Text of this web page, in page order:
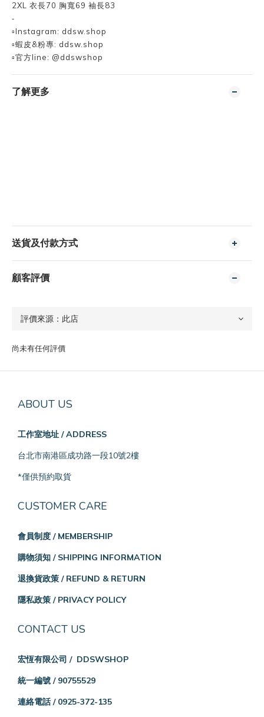
2XL 衣長70 胸寬69 袖長83
-
▫️Instagram: ddsw.shop
▫️蝦皮&粉專: ddsw.shop
▫️官方line: @ddswshop
了解更多
送貨及付款方式
顧客評價
尚未有任何評價
ABOUT US
工作室地址 / ADDRESS
台北市南港區成功路一段10號2樓
*僅供預約取貨
CUSTOMER CARE
會員制度 / MEMBERSHIP
購物須知 / SHIPPING INFORMATION
退換貨政策 / REFUND & RETURN
隱私政策 / PRIVACY POLICY
CONTACT US
宏恆有限公司 / DDSWSHOP
統一編號 / 90755529
連絡電話 / 0925-372-135